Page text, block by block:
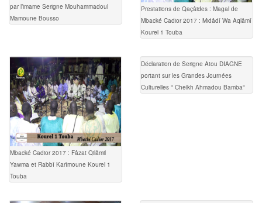
par l’imame Serigne Mouhammadoul
Mamoune Bousso
Prestations de Qaçâides : Magal de
Mbacké Cadior 2017 : Midâdî Wa Aqlâmî
Kourel 1 Touba
Mbacké Cadior 2017 : Fâzat Qilâmil
Yawma et Rabbî Karîmoune Kourel 1
Touba
Déclaration de Serigne Atou DIAGNE
portant sur les Grandes Journées
Culturelles " Cheikh Ahmadou Bamba"